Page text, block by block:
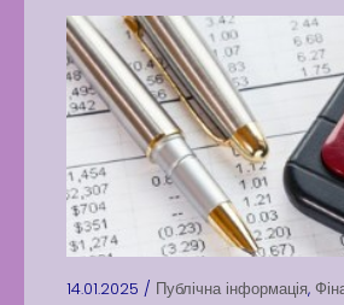
14.01.2025 / Публічна інформація,